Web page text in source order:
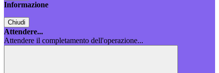
Informazione
Chiudi
Attendere...
Attendere il completamento dell'operazione...